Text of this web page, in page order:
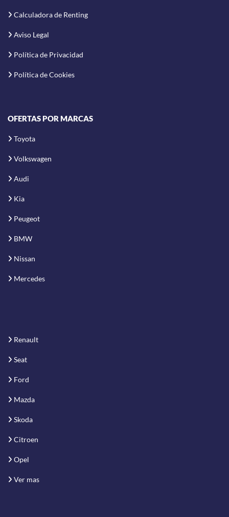
Calculadora de Renting
Aviso Legal
Política de Privacidad
Política de Cookies
OFERTAS POR MARCAS
Toyota
Volkswagen
Audi
Kia
Peugeot
BMW
Nissan
Mercedes
Renault
Seat
Ford
Mazda
Skoda
Citroen
Opel
Ver mas